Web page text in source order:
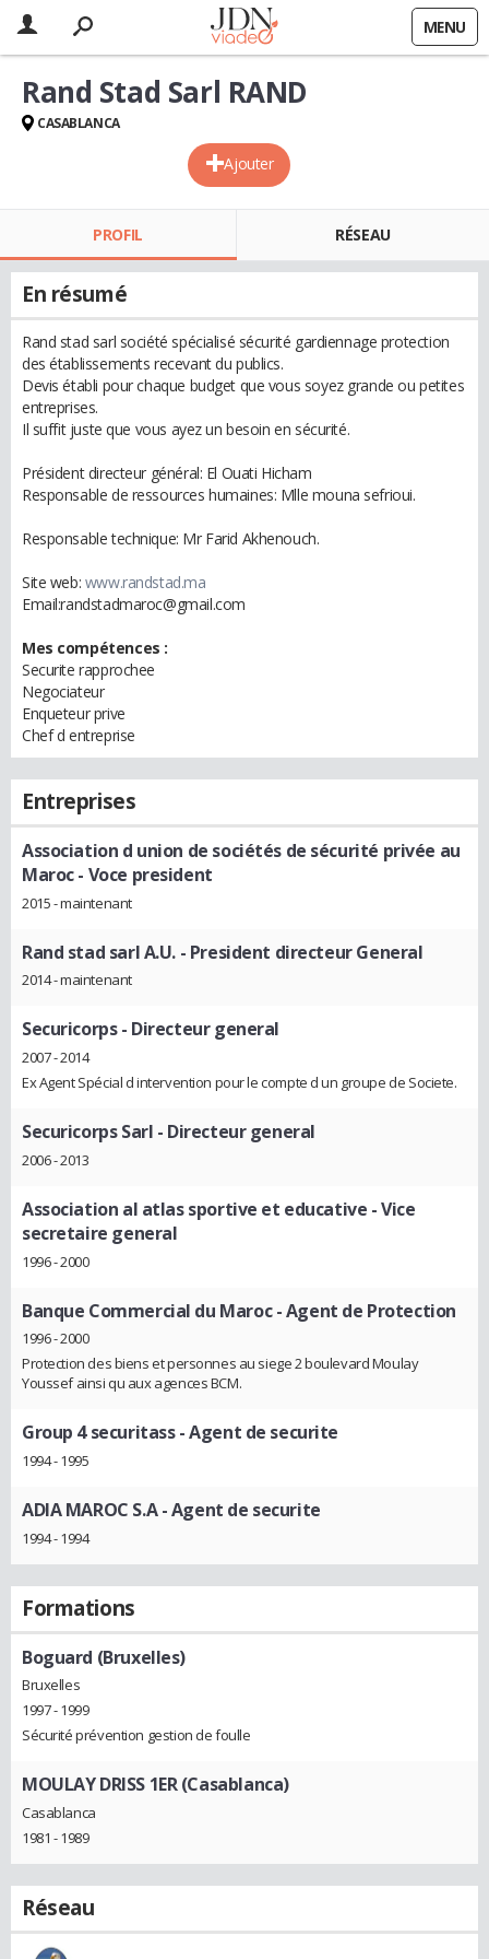
MENU
Ajouter
Rand Stad Sarl RAND
CASABLANCA
PROFIL RÉSEAU
En résumé
Rand stad sarl société spécialisé sécurité gardiennage protection
des établissements recevant du publics.
Devis établi pour chaque budget que vous soyez grande ou petites
entreprises.
Il suffit juste que vous ayez un besoin en sécurité.
Président directeur général: El Ouati Hicham
Responsable de ressources humaines: Mlle mouna sefrioui.
Responsable technique: Mr Farid Akhenouch.
Site web: www.randstad.ma
Email:randstadmaroc@gmail.com
Mes compétences :
Securite rapprochee
Negociateur
Enqueteur prive
Chef d entreprise
Entreprises
Association d union de sociétés de sécurité privée au
Maroc- Voce president
2015 - maintenant
Rand stad sarl A.U. - President directeur General
2014 - maintenant
Securicorps- Directeur general
2007 - 2014
Ex Agent Spécial d intervention pour le compte d un groupe de Societe.
Securicorps Sarl - Directeur general
2006 - 2013
Association al atlas sportive et educative - Vice
secretaire general
1996 - 2000
Banque Commercial du Maroc- Agent de Protection
1996 - 2000
Protection des biens et personnes au siege 2 boulevard Moulay
Youssef ainsi qu aux agences BCM.
Group 4 securitass- Agent de securite
1994 - 1995
ADIA MAROC S.A- Agent de securite
1994 - 1994
Formations
Boguard (Bruxelles)
Bruxelles
1997 - 1999
Sécurité prévention gestion de foulle
MOULAY DRISS 1ER (Casablanca)
Casablanca
1981 - 1989
Réseau